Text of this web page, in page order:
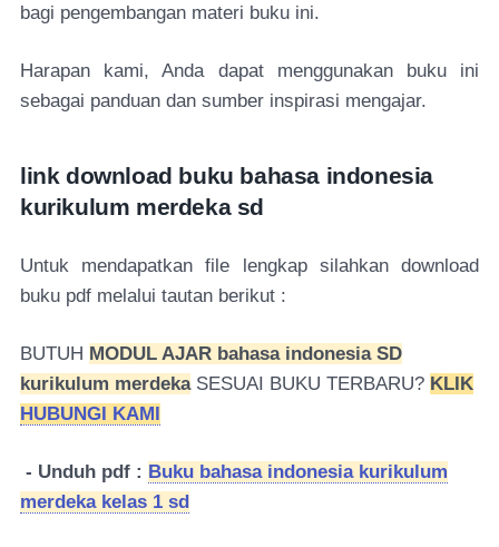
bagi pengembangan materi buku ini.
Harapan kami, Anda dapat menggunakan buku ini
sebagai panduan dan sumber inspirasi mengajar.
link download buku bahasa indonesia
kurikulum merdeka sd
Untuk mendapatkan file lengkap silahkan download
buku pdf melalui tautan berikut :
BUTUH MODUL AJAR bahasa indonesia SD
kurikulum merdekaSESUAI BUKU TERBARU? KLIK
HUBUNGI KAMI
- Unduh pdf : Buku bahasa indonesia kurikulum
merdeka kelas 1 sd